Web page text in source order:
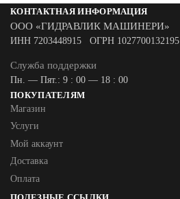
КОНТАКТНАЯ ИНФОРМАЦИЯ
ООО «ГИДРАВЛИК МАШИНЕРИ»
ИНН 7203448915 ОГРН 1027700132195
Служба поддержки
Пн. — Пят.: 9 : 00 — 18 : 00
ПОКУПАТЕЛЯМ
Магазин
Услуги
Мой аккаунт
Доставка
Оплата